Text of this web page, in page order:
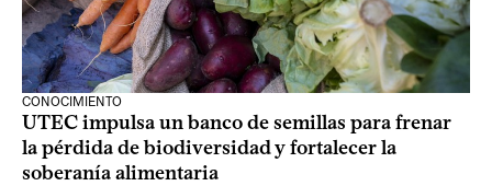
CONOCIMIENTO
UTEC impulsa un banco de semillas para frenar
la pérdida de biodiversidad y fortalecer la
soberanía alimentaria